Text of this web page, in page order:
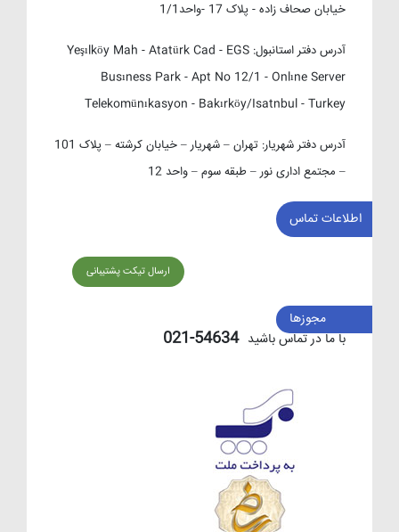
خیابان صحاف زاده - پلاک 17 -واحد1/1
آدرس دفتر استانبول: Yeşılköy Mah - Atatürk Cad - EGS
Busıness Park - Apt No 12/1 - Onlıne Server
Telekomünıkasyon - Bakırköy/Isatnbul - Turkey
آدرس دفتر شهریار:
تهران – شهریار – خیابان کرشته – پلاک 101
– مجتمع اداری نور – طبقه سوم – واحد 12
اطلاعات تماس
ارسال تیکت پشتیبانی
با ما در تماس باشید 54634-021
مجوزها